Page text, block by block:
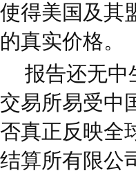
使得美国及其
的真实价格。
报告还无中
交易所易受中
否真正反映全
结算所有限公